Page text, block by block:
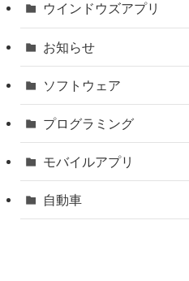
ウインドウズアプリ
お知らせ
ソフトウェア
プログラミング
モバイルアプリ
自動車